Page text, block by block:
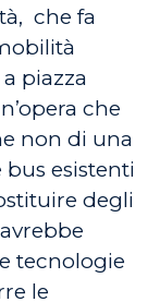
che fa
piazza
che
non di una
esistenti
degli
tecnologie
le